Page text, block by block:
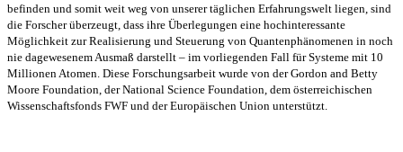
befinden und somit weit weg von unserer täglichen Erfahrungswelt liegen, sind
die Forscher überzeugt, dass ihre Überlegungen eine hochinteressante
Möglichkeit zur Realisierung und Steuerung von Quantenphänomenen in noch
nie dagewesenem Ausmaß darstellt – im vorliegenden Fall für Systeme mit 10
Millionen Atomen. Diese Forschungsarbeit wurde von der Gordon and Betty
Moore Foundation, der National Science Foundation, dem österreichischen
Wissenschaftsfonds FWF und der Europäischen Union unterstützt.